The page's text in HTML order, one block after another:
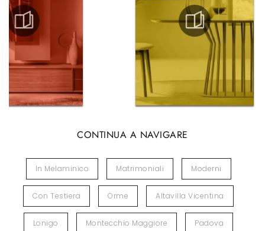
CONTINUA A NAVIGARE
In Melaminico Matrimoniali Moderni
Con Testiera Orme Altavilla Vicentina
Lonigo Montecchio Maggiore Padova